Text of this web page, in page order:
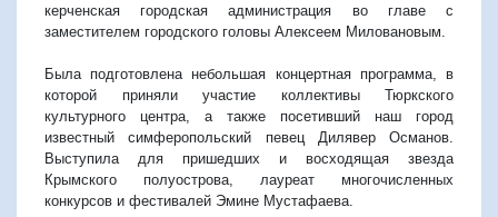
керченская городская администрация во главе с
заместителем городского головы Алексеем Миловановым.
Была подготовлена небольшая концертная программа, в
которой приняли участие коллективы Тюркского
культурного центра, а также посетивший наш город
известный симферопольский певец Дилявер Османов.
Выступила для пришедших и восходящая звезда
Крымского полуострова, лауреат многочисленных
конкурсов и фестивалей Эмине Мустафаева.